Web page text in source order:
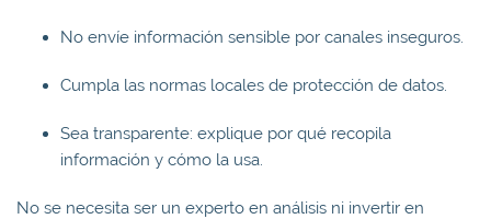
No envíe información sensible por canales inseguros.
Cumpla las normas locales de protección de datos.
Sea transparente: explique por qué recopila
información y cómo la usa.
No se necesita ser un experto en análisis ni invertir en